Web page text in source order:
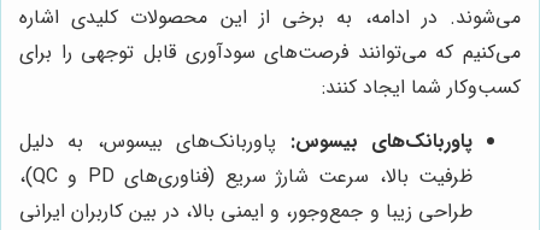
می‌شوند. در ادامه، به برخی از این محصولات کلیدی اشاره
می‌کنیم که می‌توانند فرصت‌های سودآوری قابل توجهی را برای
کسب‌وکار شما ایجاد کنند:
پاوربانک‌های بیسوس: پاوربانک‌های بیسوس، به دلیل
ظرفیت بالا، سرعت شارژ سریع (فناوری‌های PD و QC)،
طراحی زیبا و جمع‌وجور، و ایمنی بالا، در بین کاربران ایرانی